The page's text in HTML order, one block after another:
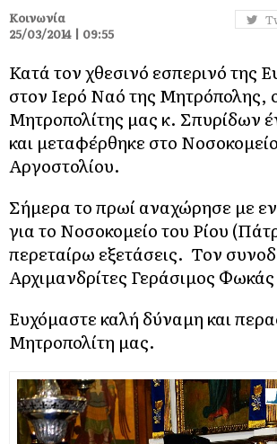
Κοινωνία
25/03/2014 | 09:55
Κατά τον χθεσινό εσπερινό της
στον Ιερό Ναό της Μητρόπολης,
Μητροπολίτης μας κ. Σπυρίδων
και μεταφέρθηκε στο Νοσοκομείο
Αργοστολίου.
Σήμερα το πρωί αναχώρησε με
για το Νοσοκομείο του Ρίου
περεταίρω εξετάσεις. Τον
Αρχιμανδρίτες Γεράσιμος Φωκάς
Ευχόμαστε καλή δύναμη και
Μητροπολίτη μας.